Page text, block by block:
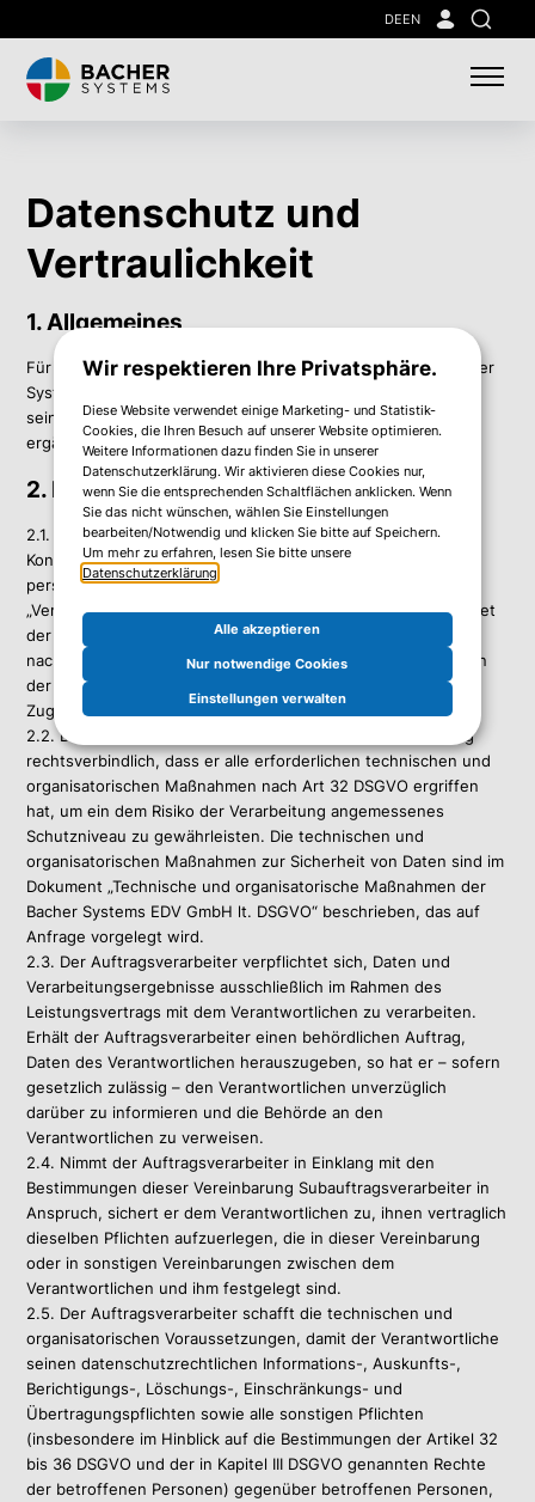
to
main
content
DEEN
Suche
Datenschutz und
Vertraulichkeit
1. Allgemeines
Für alle Vereinbarungen zur Zusammenarbeit zwischen Bacher
Systems EDV GmbH (nachfolgend „Bacher Systems“) und
seinen Kunden gelten die hier angeführten Bedingungen
ergänzend.
2. Datenschutz
2.1. Ob und in welchem Umfang Bacher Systems (in diesem
Kontext „Auftragsverarbeiter“) nachfolgend auf
personenbezogene Daten des Kunden (in diesem Kontext
„Verantwortlicher“) zugreift und diese verarbeitet, entscheidet
der Verantwortliche. Hiervon unabhängig gelten die
nachstehenden Datenschutzbestimmungen auch dann, wenn
der Auftragsverarbeiter die technische Möglichkeit eines
Zugriffs hat.
2.2. Der Auftragsverarbeiter erklärt mit dieser Vereinbarung
rechtsverbindlich, dass er alle erforderlichen technischen und
organisatorischen Maßnahmen nach Art 32 DSGVO ergriffen
hat, um ein dem Risiko der Verarbeitung angemessenes
Schutzniveau zu gewährleisten. Die technischen und
organisatorischen Maßnahmen zur Sicherheit von Daten sind im
Dokument „Technische und organisatorische Maßnahmen der
Bacher Systems EDV GmbH lt. DSGVO“ beschrieben, das auf
Anfrage vorgelegt wird.
2.3. Der Auftragsverarbeiter verpflichtet sich, Daten und
Verarbeitungsergebnisse ausschließlich im Rahmen des
Leistungsvertrags mit dem Verantwortlichen zu verarbeiten.
Erhält der Auftragsverarbeiter einen behördlichen Auftrag,
Daten des Verantwortlichen herauszugeben, so hat er – sofern
gesetzlich zulässig – den Verantwortlichen unverzüglich
darüber zu informieren und die Behörde an den
Verantwortlichen zu verweisen.
2.4. Nimmt der Auftragsverarbeiter in Einklang mit den
Bestimmungen dieser Vereinbarung Subauftragsverarbeiter in
Anspruch, sichert er dem Verantwortlichen zu, ihnen vertraglich
dieselben Pflichten aufzuerlegen, die in dieser Vereinbarung
oder in sonstigen Vereinbarungen zwischen dem
Verantwortlichen und ihm festgelegt sind.
2.5. Der Auftragsverarbeiter schafft die technischen und
organisatorischen Voraussetzungen, damit der Verantwortliche
seinen datenschutzrechtlichen Informations-, Auskunfts-,
Berichtigungs-, Löschungs-, Einschränkungs- und
Übertragungspflichten sowie alle sonstigen Pflichten
(insbesondere im Hinblick auf die Bestimmungen der Artikel 32
bis 36 DSGVO und der in Kapitel III DSGVO genannten Rechte
der betroffenen Personen) gegenüber betroffenen Personen,
Wir respektieren Ihre Privatsphäre.
Diese Website verwendet einige Marketing- und Statistik-
Cookies, die Ihren Besuch auf unserer Website optimieren.
Weitere Informationen dazu finden Sie in unserer
Datenschutzerklärung. Wir aktivieren diese Cookies nur,
wenn Sie die entsprechenden Schaltflächen anklicken. Wenn
Sie das nicht wünschen, wählen Sie Einstellungen
bearbeiten/Notwendig und klicken Sie bitte auf Speichern.
Um mehr zu erfahren, lesen Sie bitte unsere
Datenschutzerklärung.
Alle akzeptieren
Nur notwendige Cookies
Einstellungen verwalten